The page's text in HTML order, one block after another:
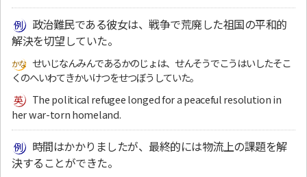
政治難民である彼女は、戦争で荒廃した祖国の平和的
解決を切望していた。
せいじなんみんであるかのじょは、せんそうでこうはいしたそこ
くのへいわてきかいけつをせつぼうしていた。
The political refugee longed for a peaceful resolution in
her war-torn homeland.
時間はかかりましたが、最終的には物流上の課題を解
決することができた。